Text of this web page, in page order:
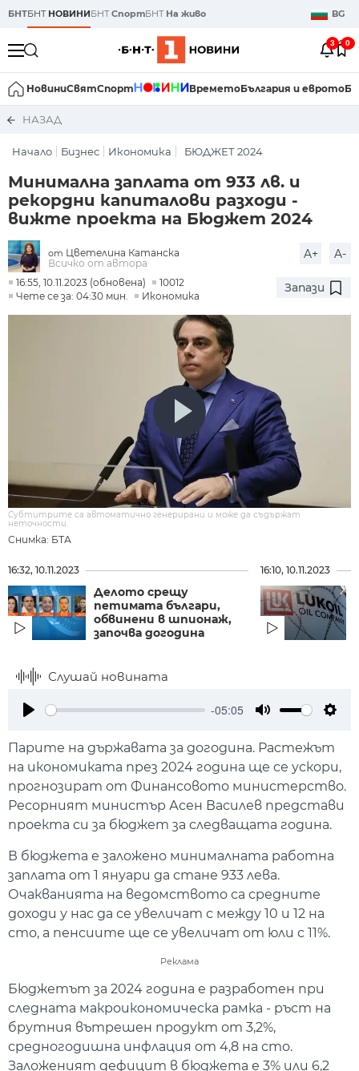
БНТБНТ НОВИНИБНТСпортБНТ На живо BG
3 0
НовиниСвятСпорт ВреметоБългария и еврото
НАЗАД
Начало Бизнес Икономика БЮДЖЕТ 2024
Минимална заплата от 933 лв. и
рекордни капиталови разходи -
вижте проекта на Бюджет 2024
от Цветелина Катанска
Всичко от автора
A+ A-
16:55, 10.11.2023 (обновена)
10012
Чете се за: 04:30 мин.
Икономика
Запази
Снимка: БТА
Субтитрите са автоматично генерирани и може да съдържат
неточности.
16:32, 10.11.2023
Делото срещу
петимата българи,
обвинени в шпионаж,
започва догодина
16:10, 10.11.2023
Слушай новината
-05:05
Парите на държавата за догодина. Растежът
на икономиката през 2024 година ще се ускори,
прогнозират от Финансовото министерство.
Ресорният министър Асен Василев представи
проекта си за бюджет за следващата година.
В бюджета е заложено минималната работна
заплата от 1 януари да стане 933 лева.
Очакванията на ведомството са средните
доходи у нас да се увеличат с между 10 и 12 на
сто, а пенсиите ще се увеличат от юли с 11%.
Реклама
Бюджетът за 2024 година е разработен при
следната макроикономическа рамка - ръст на
брутния вътрешен продукт от 3,2%,
средногодишна инфлация от 4,8 на сто.
Заложеният дефицит в бюджета е 3% или 6,2